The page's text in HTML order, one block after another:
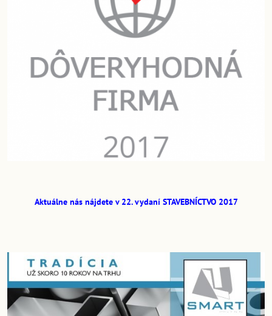
Aktuálne nás nájdete v 22. vydaní STAVEBNÍCTVO 2017